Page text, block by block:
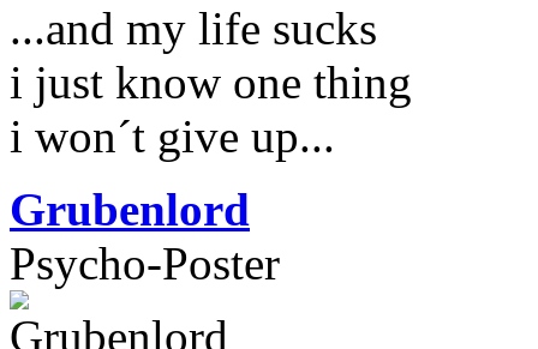
...and my life sucks
i just know one thing
i won´t give up...
Grubenlord
Psycho-Poster